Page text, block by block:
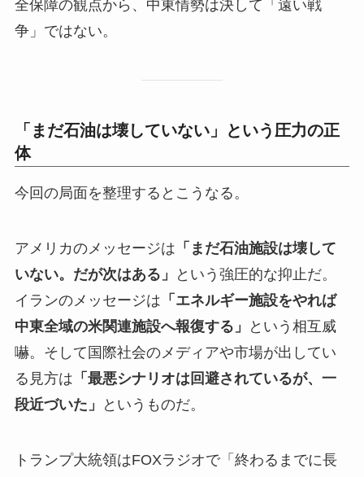
全保障の観点から、中東情勢は決して「遠い戦
争」ではない。
「まだ石油は壊していない」という圧力の正
体
今回の局面を整理するとこうなる。
アメリカのメッセージは 「まだ石油施設は壊して
いない。だが次はある」
という強圧的な抑止だ。
イランのメッセージは 「エネルギー施設をやれば
中東全域の米関連施設へ報復する」
という相互威
嚇。そして国際社会のメディアや市場が出してい
る見方は 「最悪シナリオは回避されているが、一
段近づいた」
というものだ。
トランプ大統領はFOXラジオで「終わるまでに長